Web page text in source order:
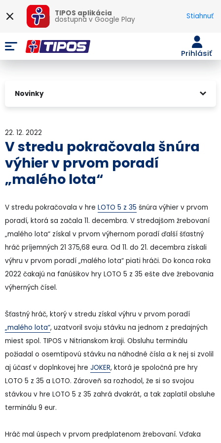
TIPOS aplikácia
dostupná vGoogle Play Stiahnuť
Prihlásiť
Novinky
22. 12. 2022
V stredu pokračovala šnúra
výhier v prvom poradí
„malého lota“
V stredu pokračovala v hre LOTO 5 z 35 šnúra výhier v prvom
poradí, ktorá sa začala 11. decembra. V stredajšom žrebovaní
„malého lota“ získal v prvom výhernom poradí ďalší šťastný
hráč príjemných 21 375,68 eura. Od 11. do 21. decembra získali
výhru v prvom poradí „malého lota“ piati hráči. Do konca roka
2022 čakajú na fanúšikov hry LOTO 5 z 35 ešte dve žrebovania
výherných čísel.
Šťastný hráč, ktorý v stredu získal výhru v prvom poradí
„malého lota“, uzatvoril svoju stávku na jednom z predajných
miest spol. TIPOS v Nitrianskom kraji. Obsluhu terminálu
požiadal o osemtipovú stávku na náhodné čísla a k nej si zvolil
aj účasť v doplnkovej hre JOKER, ktorá je spoločná pre hry
LOTO 5 z 35 a LOTO. Zároveň sa rozhodol, že si so svojou
stávkou v hre LOTO 5 z 35 zahrá dvakrát, a tak zaplatil obsluhe
terminálu 9 eur.
Hráč mal úspech v prvom predplatenom žrebovaní. Vďaka